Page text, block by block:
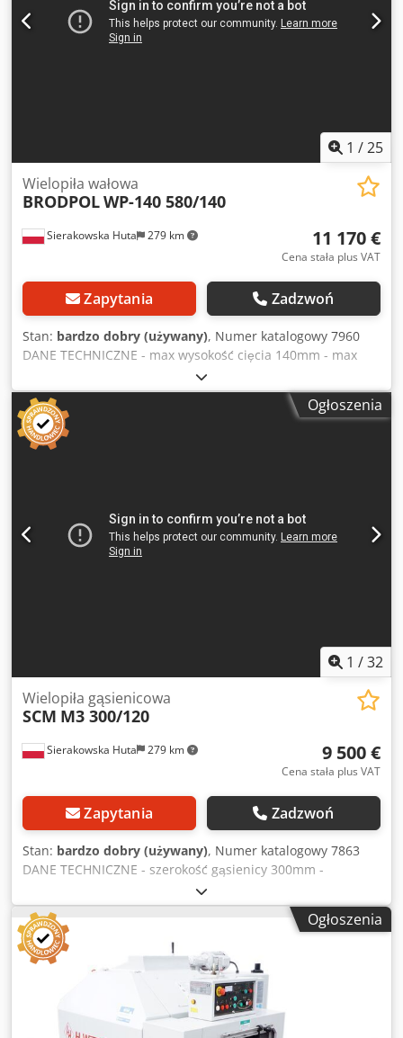
55kW - wymiary całkowite dł/szer/wys 2120x1600x1630mm -
waga około 2750kg ATUTY – produkcji polskiej – solidna
konstrukcja – maszyna używana, stan bardzo dobry Cena
1 /25
Sierakowska Huta 279 km
Wielopiła wałowa
BRODPOLWP-140 580/140
11 170 €
Cena stała plus VAT
Zapytania Zadzwoń
Stan: bardzo dobry (używany), Numer katalogowy 7960
DANE TECHNICZNE - max wysokość cięcia 140mm - max
szerokość elementu 700mm - szerokość robocza wału z
piłami 580mm - średnica wału 70mm - max średnica piły
400mm -z góry: Dodeztacispfx Ai Eokr - zapadki/odrzutniki -
2 wały ciągnące, zębate - rolka metalowa poślizgowa -z
dołu: - rolka poślizgowa - zapadki - wał ciągnący gładki - wał
dł/szer/wys 1600x1300x1900mm - waga około 2000kg Cena
netto: 46900 PLN Cena netto: 11170 EUR w zależności od
ceny 4,2 EUR (Ceny mogą się zmieniać wraz z wyższymi
Ogłoszenia
1 /32
Sierakowska Huta 279 km
Wielopiła gąsienicowa
SCM M3 300/120
9 500 €
Cena stała plus VAT
Zapytania Zadzwoń
Stan: bardzo dobry (używany), Numer katalogowy 7863
DANE TECHNICZNE - szerokość gąsienicy 300mm -
szerokość robocza wału 300mm - max średnica tarczy
350mm - średnica otworu tarczy 70mm - max wysokość
cięcia 120mm Dodpfx Aieztaans Eokr - szerokość blatu z
poszerzeniem 750mm - długość blatu 1530mm - z góry: -
odrzutniki (bariera chroniąca przed cofaniem się
materiału) - rolka poślizgowa, metalowa - odrzutniki - rolka
poślizgowa, metalowa - wał z piłami - 2 rolki poślizgowe
gładkie, metalowe - z dołu: - listwa prowadząca - odrzutniki
Ogłoszenia